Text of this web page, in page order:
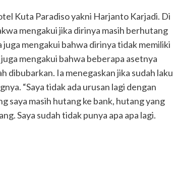
Kuta Paradiso yakni Harjanto Karjadi. Di
mengakui jika dirinya masih berhutang
mengakui bahwa dirinya tidak memiliki
mengakui bahwa beberapa asetnya
dibubarkan. Ia menegaskan jika sudah laku
“Saya tidak ada urusan lagi dengan
saya masih hutang ke bank, hutang yang
Saya sudah tidak punya apa apa lagi.